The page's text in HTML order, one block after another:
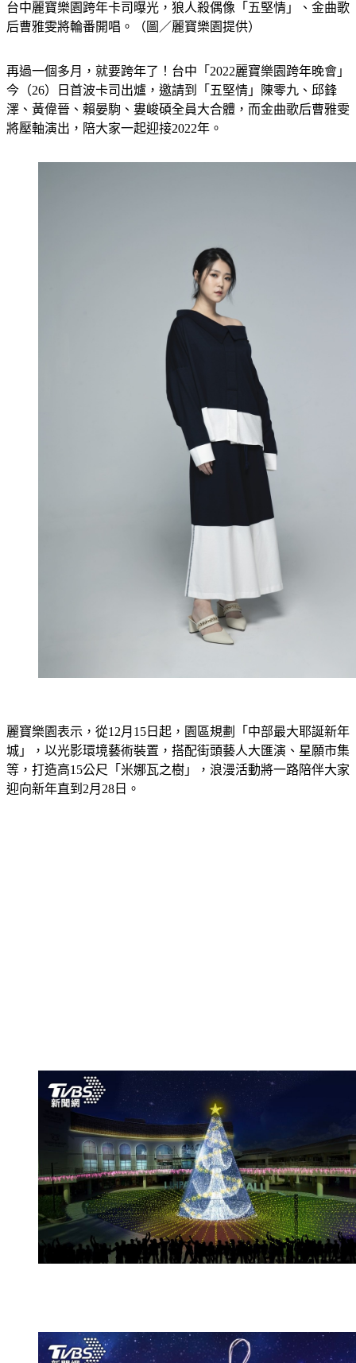
台中麗寶樂園跨年卡司曝光，狼人殺偶像「五堅情」、金曲歌
后曹雅雯將輪番開唱。（圖／麗寶樂園提供）
再過一個多月，就要跨年了！台中「2022麗寶樂園跨年晚會」
今（26）日首波卡司出爐，邀請到「五堅情」陳零九、邱鋒
澤、黃偉晉、賴晏駒、婁峻碩全員大合體，而金曲歌后曹雅雯
將壓軸演出，陪大家一起迎接2022年。
麗寶樂園表示，從12月15日起，園區規劃「中部最大耶誕新年
城」，以光影環境藝術裝置，搭配街頭藝人大匯演、星願市集
等，打造高15公尺「米娜瓦之樹」，浪漫活動將一路陪伴大家
迎向新年直到2月28日。